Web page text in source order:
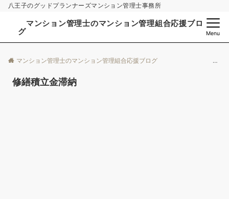
八王子のグッドプランナーズマンション管理士事務所
マンション管理士のマンション管理組合応援ブロ
グMenu
マンション管理士のマンション管理組合応援ブログ
修繕積立金滞納